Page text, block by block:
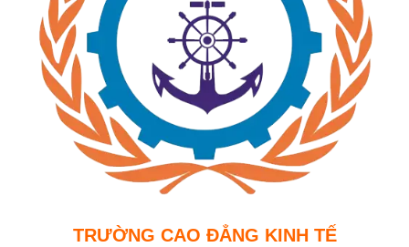
TRƯỜNG CAO ĐẲNG KINH TẾ